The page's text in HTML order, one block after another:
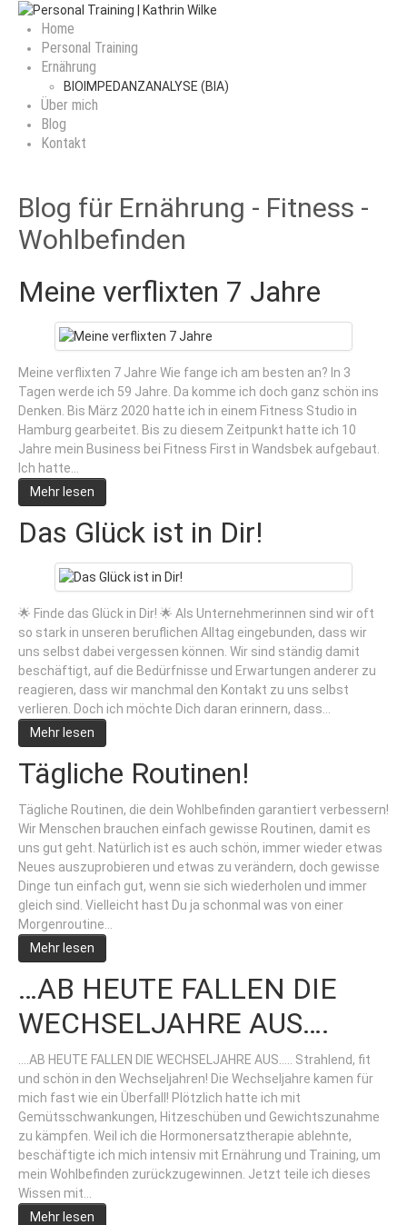
Home
Personal Training
Ernährung
BIOIMPEDANZANALYSE (BIA)
Über mich
Blog
Kontakt
Blog für Ernährung - Fitness -
Wohlbefinden
Meine verflixten 7 Jahre
Meine verflixten 7 Jahre Wie fange ich am besten an? In 3
Tagen werde ich 59 Jahre. Da komme ich doch ganz schön ins
Denken. Bis März 2020 hatte ich in einem Fitness Studio in
Hamburg gearbeitet. Bis zu diesem Zeitpunkt hatte ich 10
Jahre mein Business bei Fitness First in Wandsbek aufgebaut.
Ich hatte…
Mehr lesen
Das Glück ist in Dir!
🌟 Finde das Glück in Dir! 🌟 Als Unternehmerinnen sind wir oft
so stark in unseren beruflichen Alltag eingebunden, dass wir
uns selbst dabei vergessen können. Wir sind ständig damit
beschäftigt, auf die Bedürfnisse und Erwartungen anderer zu
reagieren, dass wir manchmal den Kontakt zu uns selbst
verlieren. Doch ich möchte Dich daran erinnern, dass…
Mehr lesen
Tägliche Routinen!
Tägliche Routinen, die dein Wohlbefinden garantiert verbessern!
Wir Menschen brauchen einfach gewisse Routinen, damit es
uns gut geht. Natürlich ist es auch schön, immer wieder etwas
Neues auszuprobieren und etwas zu verändern, doch gewisse
Dinge tun einfach gut, wenn sie sich wiederholen und immer
gleich sind. Vielleicht hast Du ja schonmal was von einer
Morgenroutine…
Mehr lesen
…AB HEUTE FALLEN DIE
WECHSELJAHRE AUS….
….AB HEUTE FALLEN DIE WECHSELJAHRE AUS..... Strahlend, fit
und schön in den Wechseljahren! Die Wechseljahre kamen für
mich fast wie ein Überfall! Plötzlich hatte ich mit
Gemütsschwankungen, Hitzeschüben und Gewichtszunahme
zu kämpfen. Weil ich die Hormonersatztherapie ablehnte,
beschäftigte ich mich intensiv mit Ernährung und Training, um
mein Wohlbefinden zurückzugewinnen. Jetzt teile ich dieses
Wissen mit…
Mehr lesen